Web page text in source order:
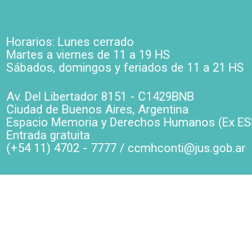
Horarios: Lunes cerrado
Martes a viernes de 11 a 19 HS
Sábados, domingos y feriados de 11 a 21 HS
Av. Del Libertador 8151 - C1429BNB
Ciudad de Buenos Aires, Argentina
Espacio Memoria y Derechos Humanos (Ex
Entrada gratuita
(+54 11) 4702 - 7777 / ccmhconti@jus.gob.ar